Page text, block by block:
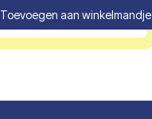
Toevoegen aan winkelmandje